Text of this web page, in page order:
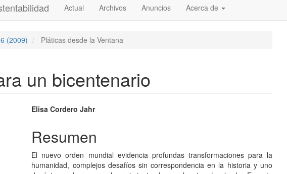
Actual Archivos Anuncios Acerca de
(2009) Pláticas desde la Ventana
un bicentenario
Contenido
principal
del
artículo
Elisa Cordero Jahr
Resumen
El nuevo orden mundial evidencia profundas transformaciones para la
humanidad, complejos desafíos sin correspondencia en la historia y uno